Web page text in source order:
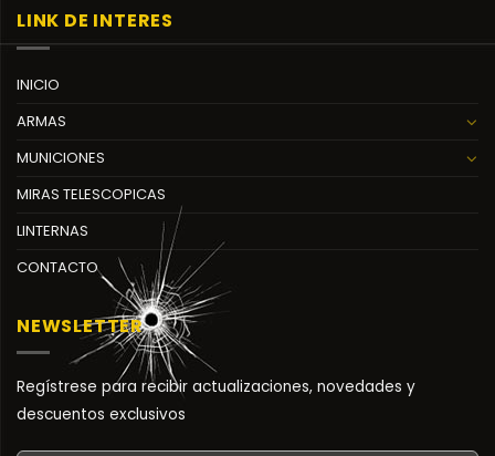
LINK DE INTERES
INICIO
ARMAS
MUNICIONES
MIRAS TELESCOPICAS
LINTERNAS
CONTACTO
NEWSLETTER
Regístrese para recibir actualizaciones, novedades y
descuentos exclusivos